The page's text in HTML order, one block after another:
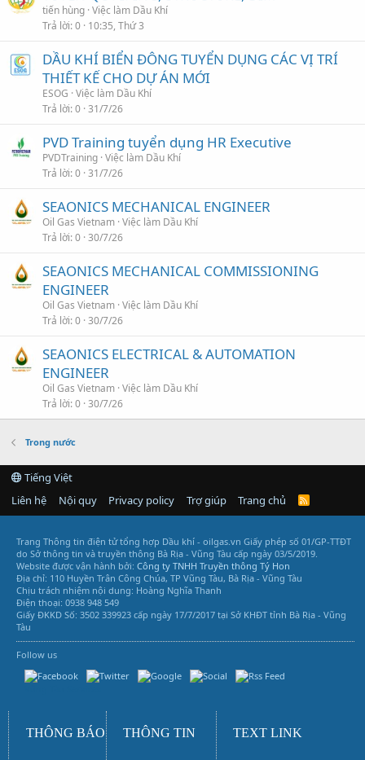
tiến hùng Việc làm Dầu Khí
Trả lời 0 10:35, Thứ 3
DẦU KHÍ BIỂN ĐÔNG TUYỂN DỤNG CÁC VỊ TRÍ
THIẾT KẾ CHO DỰ ÁN MỚI
ESOG Việc làm Dầu Khí
Trả lời 0 31/7/26
PVD Training tuyển dụng HR Executive
PVDTraining Việc làm Dầu Khí
Trả lời 0 31/7/26
SEAONICS MECHANICAL ENGINEER
Oil Gas Vietnam Việc làm Dầu Khí
Trả lời 0 30/7/26
SEAONICS MECHANICAL COMMISSIONING
ENGINEER
Oil Gas Vietnam Việc làm Dầu Khí
Trả lời 0 30/7/26
SEAONICS ELECTRICAL & AUTOMATION
ENGINEER
Oil Gas Vietnam Việc làm Dầu Khí
Trả lời 0 30/7/26
Trong nước
Tiếng Việt
Liên hệ
Nội quy Privacy policy Trợ giúp Trang chủ
R
Trang Thông tin điện tử tổng hợp Dầu khí - oilgas.vn Giấy phép số 01/GP-TTĐT
do Sở thông tin và truyền thông Bà Rịa - Vũng Tàu cấp ngày 03/5/2019.
Website được vận hành bởi: Công ty TNHH Truyền thông Tý Hon
Địa chỉ: 110 Huyền Trân Công Chúa, TP Vũng Tàu, Bà Rịa - Vũng Tàu
Chịu trách nhiệm nội dung: Hoàng Nghĩa Thanh
Điện thoại: 0938 948 549
Giấy ĐKKD Số: 3502 339923 cấp ngày 17/7/2017 tại Sở KHĐT tỉnh Bà Rịa - Vũng
Tàu
Follow us
THÔNG BÁO THÔNG TIN TEXT LINK